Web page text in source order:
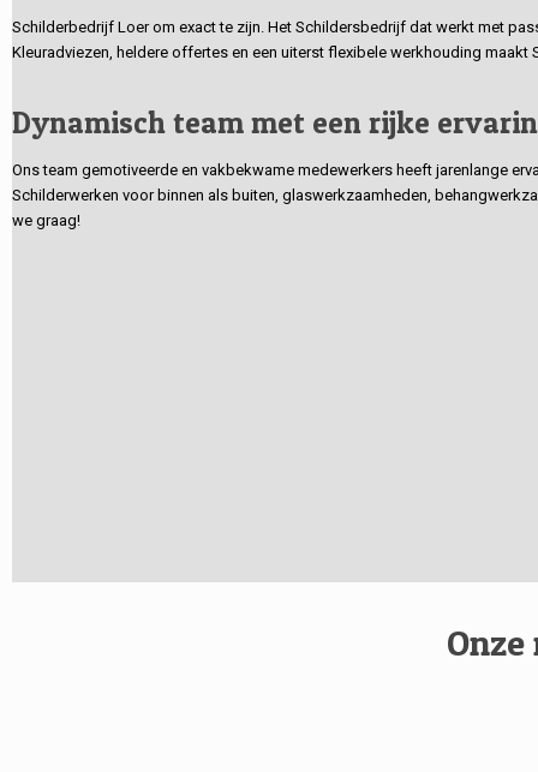
Schilderbedrijf Loer om exact te zijn. Het Schildersbedrijf dat werkt met
Kleuradviezen, heldere offertes en een uiterst flexibele werkhouding
Dynamisch team met een rijke
Ons team gemotiveerde en vakbekwame medewerkers heeft jarenlange
Schilderwerken voor binnen als buiten, glaswerkzaamheden,
we graag!